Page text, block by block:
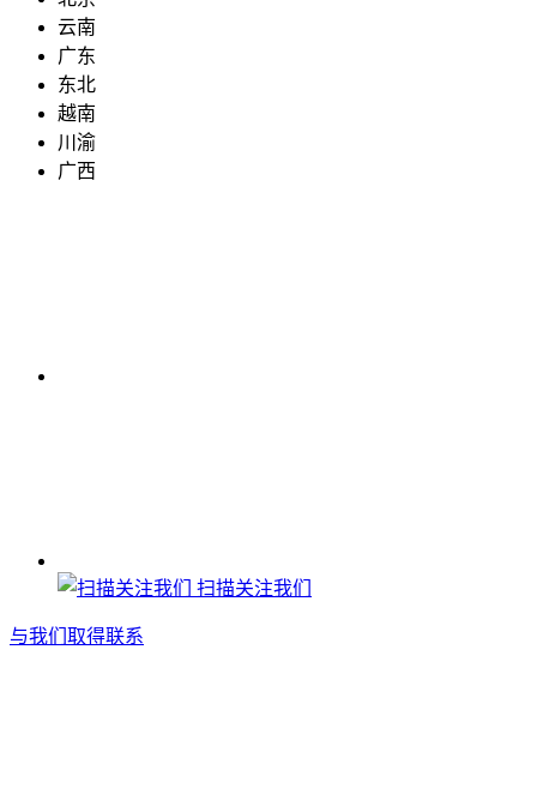
云南
广东
东北
越南
川渝
广西
扫描关注我们
与我们取得联系